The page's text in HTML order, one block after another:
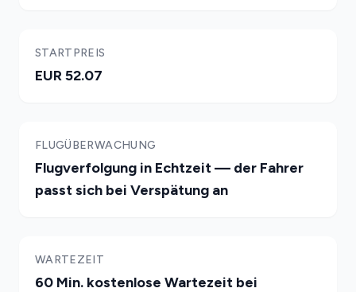
STARTPREIS
EUR 52.07
FLUGÜBERWACHUNG
Flugverfolgung in Echtzeit — der Fahrer
passt sich bei Verspätung an
WARTEZEIT
60 Min. kostenlose Wartezeit bei